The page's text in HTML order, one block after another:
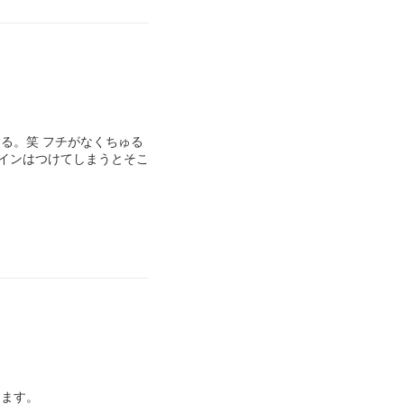
。笑 フチがなくちゅる
ンはつけてしまうとそこ
す。